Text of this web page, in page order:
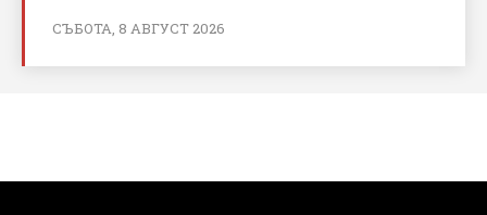
СЪБОТА, 8 АВГУСТ 2026